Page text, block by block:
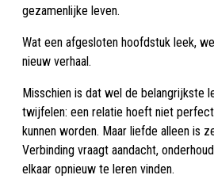
gezamenlijke leven.
Wat een afgesloten hoofdstuk leek,
nieuw verhaal.
Misschien is dat wel de belangrijkste
twijfelen: een relatie hoeft niet
kunnen worden. Maar liefde alleen is
Verbinding vraagt aandacht,
elkaar opnieuw te leren vinden.